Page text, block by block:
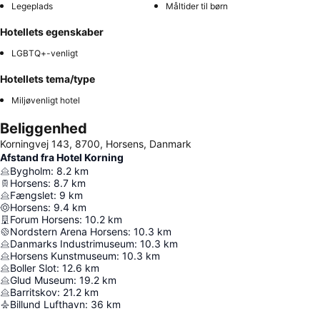
Legeplads Måltider til børn
Hotellets egenskaber
LGBTQ+-venligt
Hotellets tema/type
Miljøvenligt hotel
Beliggenhed
Korningvej 143, 8700, Horsens, Danmark
Afstand fra Hotel Korning
Bygholm: 8.2 km
Horsens: 8.7 km
Fængslet: 9 km
Horsens: 9.4 km
Forum Horsens: 10.2 km
Nordstern Arena Horsens: 10.3 km
Danmarks Industrimuseum: 10.3 km
Horsens Kunstmuseum: 10.3 km
Boller Slot: 12.6 km
Glud Museum: 19.2 km
Barritskov: 21.2 km
Billund Lufthavn: 36 km